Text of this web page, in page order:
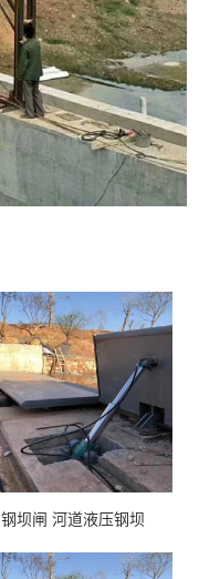
钢坝闸 河道液压钢坝